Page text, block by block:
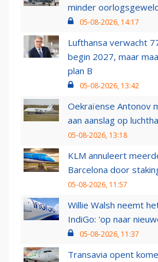
minder
05-08-2026, 14:17
Lufthansa verwacht
begin 2027, maar
plan B
05-08-2026, 13:42
Oekraïense Antonov
aan aanslag op
05-08-2026, 13:18
KLM annuleert
Barcelona door
05-08-2026, 11:57
Willie Walsh neemt
IndiGo: 'op naar
05-08-2026, 11:37
Transavia opent